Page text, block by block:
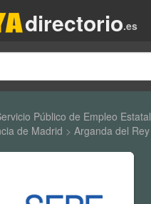
.es
directorio
Público de Empleo Estatal
de Madrid > Arganda del Rey